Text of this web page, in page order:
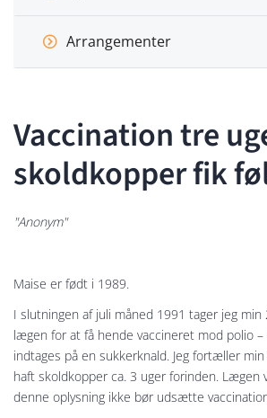
Arrangementer
Vaccination tre
skoldkopper fik
"Anonym"
Maise er født i 1989.
I slutningen af juli måned 1991 tager jeg
lægen for at få hende vaccineret mod polio –
indtages på en sukkerknald. Jeg fortæller
haft skoldkopper ca. 3 uger forinden. Lægen
denne oplysning ikke bør udsætte